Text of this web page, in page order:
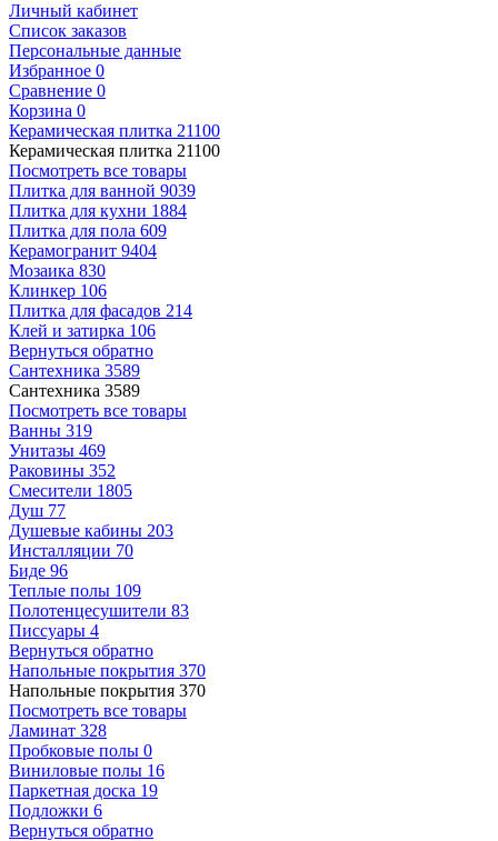
Личный кабинет
Список заказов
Персональные данные
Избранное 0
Сравнение 0
Корзина 0
Керамическая плитка 21100
Керамическая плитка 21100
Посмотреть все товары
Плитка для ванной 9039
Плитка для кухни 1884
Плитка для пола 609
Керамогранит 9404
Мозаика 830
Клинкер 106
Плитка для фасадов 214
Клей и затирка 106
Вернуться обратно
Сантехника 3589
Сантехника 3589
Посмотреть все товары
Ванны 319
Унитазы 469
Раковины 352
Смесители 1805
Душ 77
Душевые кабины 203
Инсталляции 70
Биде 96
Теплые полы 109
Полотенцесушители 83
Писсуары 4
Вернуться обратно
Напольные покрытия 370
Напольные покрытия 370
Посмотреть все товары
Ламинат 328
Пробковые полы 0
Виниловые полы 16
Паркетная доска 19
Подложки 6
Вернуться обратно